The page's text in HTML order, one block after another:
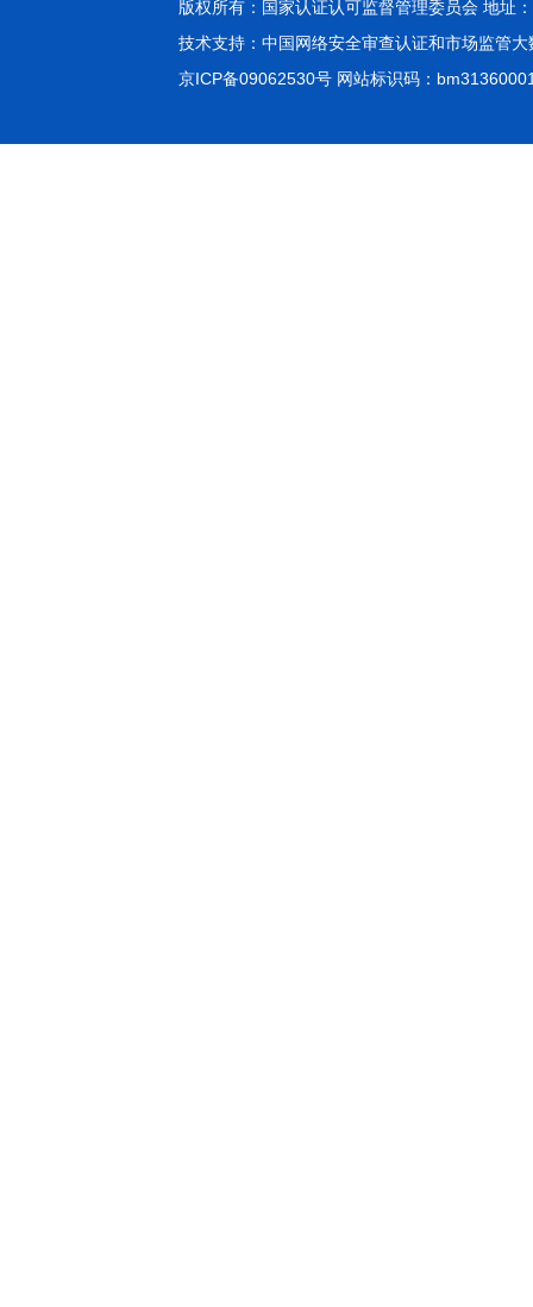
版权所有：国家认证认可监督管理委员会 地址
技术支持： 中国网络安全审查认证和市场监管大
京ICP备09062530号 网站标识码：